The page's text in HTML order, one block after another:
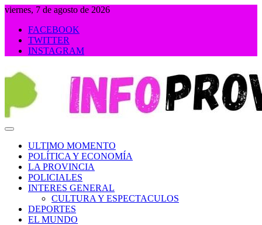
Saltar
contenido
viernes, 7 de agosto de 2026
FACEBOOK
TWITTER
INSTAGRAM
ULTIMO MOMENTO
POLÍTICA Y ECONOMÍA
LA PROVINCIA
POLICIALES
INTERES GENERAL
CULTURA Y ESPECTACULOS
DEPORTES
EL MUNDO